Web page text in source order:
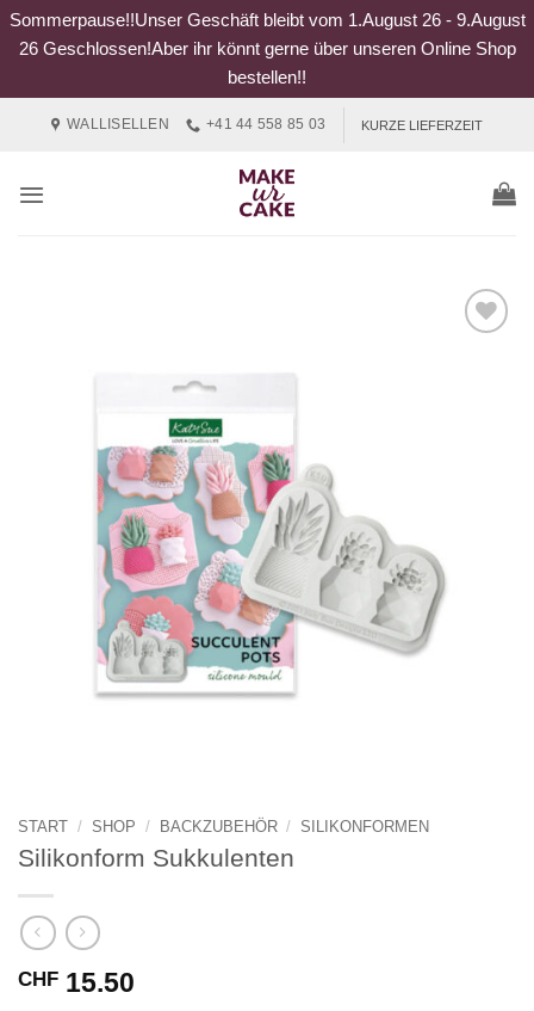
Sommerpause!!Unser Geschäft bleibt vom 1.August 26 - 9.August
26 Geschlossen!Aber ihr könnt gerne über unseren Online Shop
bestellen!!
WALLISELLEN +41 44 558 85 03 KURZE LIEFERZEIT
START / SHOP / BACKZUBEHÖR / SILIKONFORMEN
Silikonform Sukkulenten
CHF 15.50